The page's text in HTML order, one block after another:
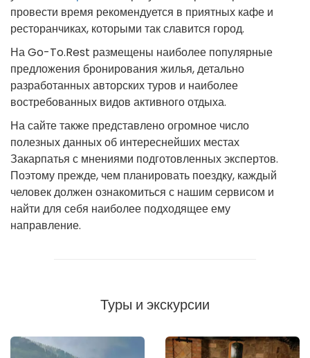
провести время рекомендуется в приятных кафе и
ресторанчиках, которыми так славится город.
На Go-To.Rest размещены наиболее популярные
предложения бронирования жилья, детально
разработанных авторских туров и наиболее
востребованных видов активного отдыха.
На сайте также представлено огромное число
полезных данных об интереснейших местах
Закарпатья с мнениями подготовленных экспертов.
Поэтому прежде, чем планировать поездку, каждый
человек должен ознакомиться с нашим сервисом и
найти для себя наиболее подходящее ему
направление.
Туры и экскурсии